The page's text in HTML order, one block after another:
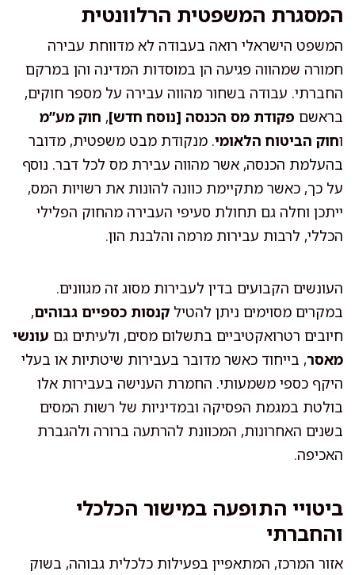
המסגרת המשפטית הרלוונטית
המשפט הישראלי רואה בעבודה לא מדווחת עבירה
חמורה שמהווה פגיעה הן במוסדות המדינה והן במרקם
החברתי. עבודה בשחור מהווה עבירה על מספר חוקים,
בראשם פקודת מס הכנסה [נוסח חדש], חוק מע”מ
וחוק הביטוח הלאומי. מנקודת מבט משפטית, מדובר
בהעלמת הכנסה, אשר מהווה עבירת מס לכל דבר. נוסף
על כך, כאשר מתקיימת כוונה להונות את רשויות המס,
ייתכן וחלה גם תחולת סעיפי העבירה מהחוק הפלילי
הכללי, לרבות עבירות מרמה והלבנת הון.
העונשים הקבועים בדין לעבירות מסוג זה מגוונים.
במקרים מסוימים ניתן להטיל קנסות כספיים גבוהים,
חיובים רטרואקטיביים בתשלום מסים, ולעיתים גם עונשי
מאסר, בייחוד כאשר מדובר בעבירות שיטתיות או בעלי
היקף כספי משמעותי. החמרת הענישה בעבירות אלו
בולטת במגמת הפסיקה ובמדיניות של רשות המסים
בשנים האחרונות, המכוונת להרתעה ברורה ולהגברת
האכיפה.
ביטויי התופעה במישור הכלכלי
והחברתי
אזור המרכז, המתאפיין בפעילות כלכלית גבוהה, בשוק